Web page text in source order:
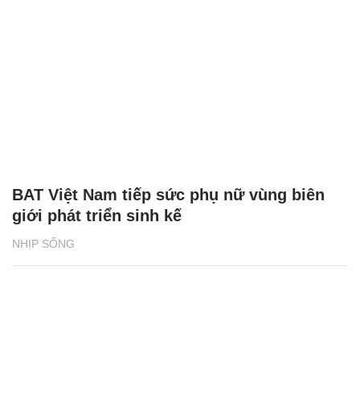
NHỊP SỐNG
BAT Việt Nam tiếp sức phụ nữ vùng biên
giới phát triển sinh kế